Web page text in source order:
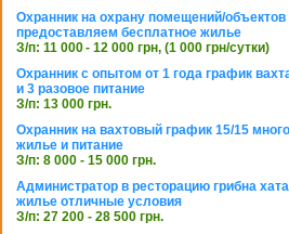
Охранник на охрану помещений/
предоставляем бесплатное жилье
З/п: 11 000 - 12 000 грн, (1 000 грн/сутки)
Охранник с опытом от 1 года график
и 3 разовое питание
З/п: 13 000 грн.
Охранник на вахтовый график 15/15
жилье и питание
З/п: 8 000 - 15 000 грн.
Администратор в ресторацию грибна
жилье отличные условия
З/п: 27 200 - 28 500 грн.